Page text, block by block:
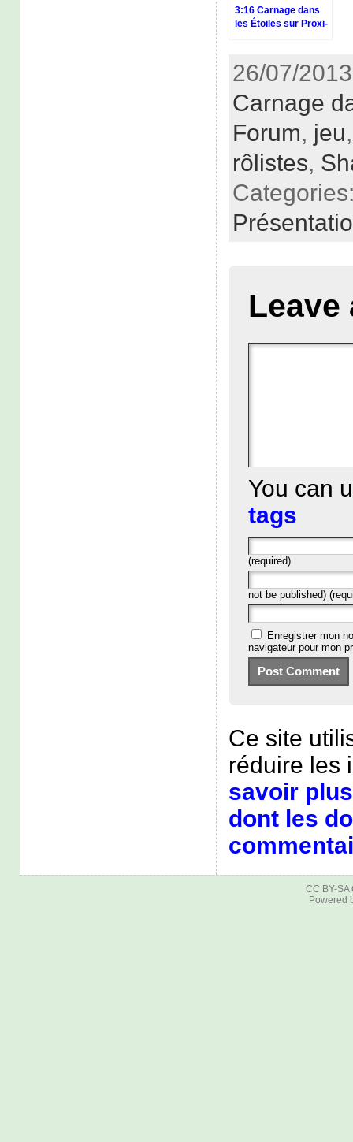
3:16 Carnage dans
les Étoiles sur Proxi-
26/07/
Carnage
Forum, jeu
rôlistes,
Leave
You can
tags
(required)
not be published)
Enregistrer mon
navigateur pour mon
Ce site
réduire les
savoir
dont les
CC BY-SA
Powered